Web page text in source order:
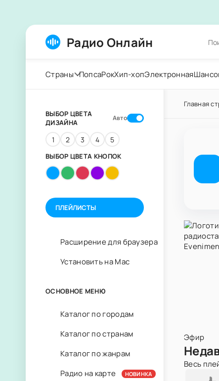
Радио Онлайн
Страны ПопсаРокХип-хопЭлектронная
Главная
Эфир
Весь
ВЫБОР ЦВЕТА
ДИЗАЙНА
Авто
1 2 3 4 5
ВЫБОР ЦВЕТА КНОПОК
ПЛЕЙЛИСТЫ
Расширение для браузера
Установить на Mac
ОСНОВНОЕ МЕНЮ
Каталог по городам
Каталог по странам
Каталог по жанрам
Радио на карте
НОВИНКА